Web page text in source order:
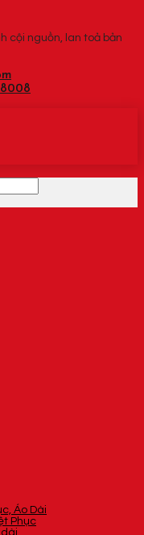
cội nguồn, lan toả bản
Áo Dài
Phục
dài